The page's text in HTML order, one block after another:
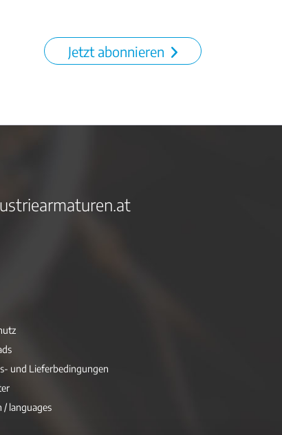
Jetzt abonnieren
und Lieferbedingungen
/ languages